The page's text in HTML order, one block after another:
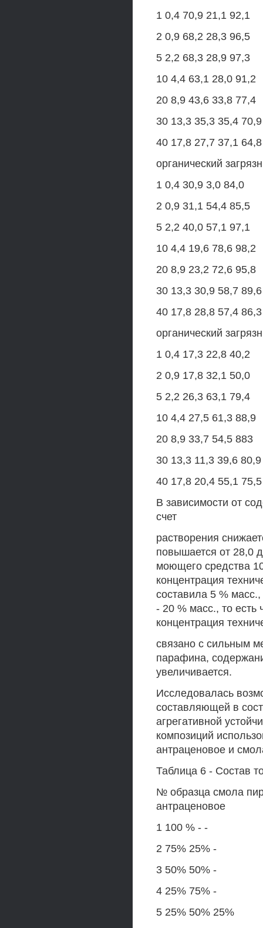
1 0,4 70,9 21,1 92,1
2 0,9 68,2 28,3 96,5
5 2,2 68,3 28,9 97,3
10 4,4 63,1 28,0 91,2
20 8,9 43,6 33,8 77,4
30 13,3 35,3 35,4 70,9
40 17,8 27,7 37,1 64,8
органический
1 0,4 30,9 3,0 84,0
2 0,9 31,1 54,4 85,5
5 2,2 40,0 57,1 97,1
10 4,4 19,6 78,6 98,2
20 8,9 23,2 72,6 95,8
30 13,3 30,9 58,7 89,6
40 17,8 28,8 57,4 86,3
органический
1 0,4 17,3 22,8 40,2
2 0,9 17,8 32,1 50,0
5 2,2 26,3 63,1 79,4
10 4,4 27,5 61,3 88,9
20 8,9 33,7 54,5 883
30 13,3 11,3 39,6 80,9
40 17,8 20,4 55,1 75,5
В зависимости от
счет
растворения
повышается от 28,0
моющего средства
концентрация
составила 5 %
- 20 % масс., то
концентрация
связано с сильным
парафина,
увеличивается.
Исследовалась
составляющей в
агрегативной
композиций
антраценовое и
Таблица 6 - Состав
№ образца смола
антраценовое
1 100 % - -
2 75% 25% -
3 50% 50% -
4 25% 75% -
5 25% 50% 25%